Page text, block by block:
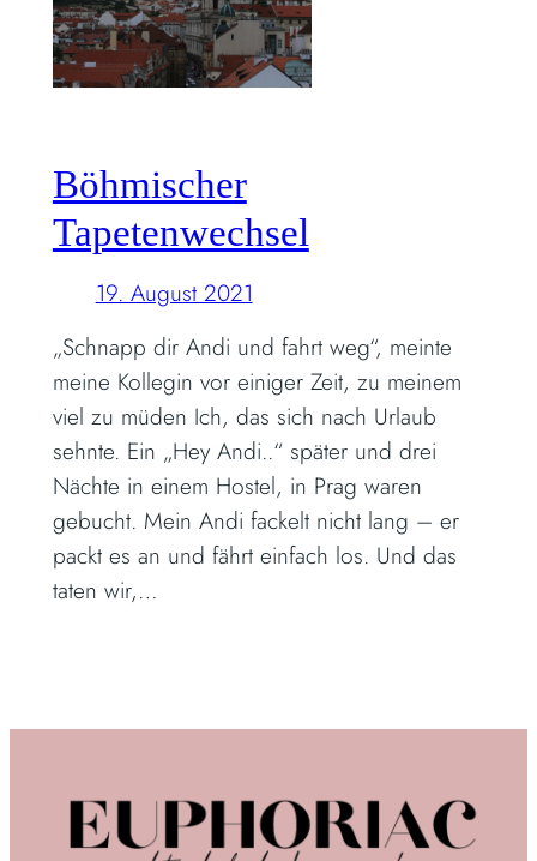
Böhmischer
Tapetenwechsel
19. August 2021
„Schnapp dir Andi und fahrt weg“, meinte
meine Kollegin vor einiger Zeit, zu meinem
viel zu müden Ich, das sich nach Urlaub
sehnte. Ein „Hey Andi..“ später und drei
Nächte in einem Hostel, in Prag waren
gebucht. Mein Andi fackelt nicht lang – er
packt es an und fährt einfach los. Und das
taten wir,…